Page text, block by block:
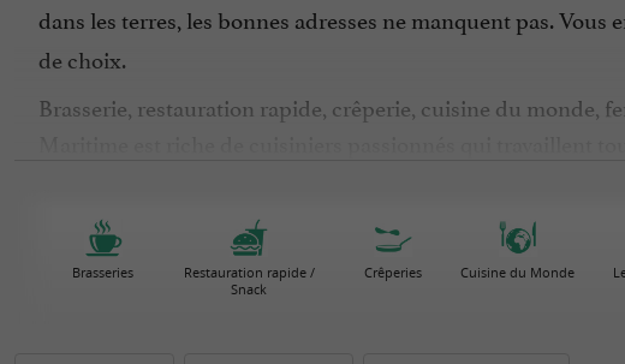
dans les terres, les bonnes adresses ne manquent pas.
de choix.
Brasserie, restauration rapide, crêperie, cuisine du monde,
Maritime est riche de cuisiniers passionnés qui travaillent
allez adorer celles de Bouchot avec la fameuse recette en
notes de noisette légèrement sucrées, cuisinées au beurre
D’autres spécialités sont à la carte avec les cagouilles
pâté de porc confit à étaler sur une tartine de pain, ou le
Brasseries
Restauration rapide /
Snack
Crêperies Cuisine du Monde